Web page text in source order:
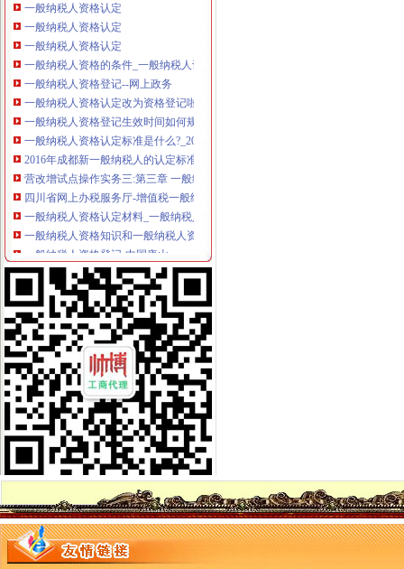
一般纳税人资格认定
一般纳税人资格认定
一般纳税人资格的条件_一般纳税人认定的标准
一般纳税人资格登记--网上政务
一般纳税人资格认定改为资格登记啦！_中华会计网校_税务网校
一般纳税人资格登记生效时间如何规定_中华会计网校_税务网校
一般纳税人资格认定标准是什么?_2016关于一般纳税人资格的认定
2016年成都新一般纳税人的认定标准_搜狐财经_搜狐网
营改增试点操作实务三:第三章 一般纳税人资格认定_注册税务师齐
四川省网上办税服务厅-增值税一般纳税人资格查询
一般纳税人资格认定材料_一般纳税人的认定所需材料_有朋至远方来_
一般纳税人资格知识和一般纳税人资格案例,文章-世界经理人网站
一般纳税人资格登记-中国唐山
增值税一般纳税人资格登记
增值税一般纳税人资格登记
申请成为一般纳税人的条件、资格及申请流程_百度经验
增值税一般纳税人资格认定管理办
一般纳税人资格认定_搜索_互动百科
山东国税门户网站一般纳税人资格查询
一般纳税人资格转正条件_志趣网
一般纳税人资格证明是什么？-律知识大全|律师365(.com)
一般纳税人资格查询
四川省一般纳税人资格查询
一般纳税人资格律百科_中顾律网
一般纳税人资格认定的基本规则_东奥会计在线
一般纳税人资格认定存在的问题-商务服务-成都商报
什么是一般纳税人？怎么办理一般纳税人资格登记？_搜狐财经_搜狐网
一般纳税人资格认定的基本规则_东奥会计在线
增值税一般纳税人资格认定再提速-新华网